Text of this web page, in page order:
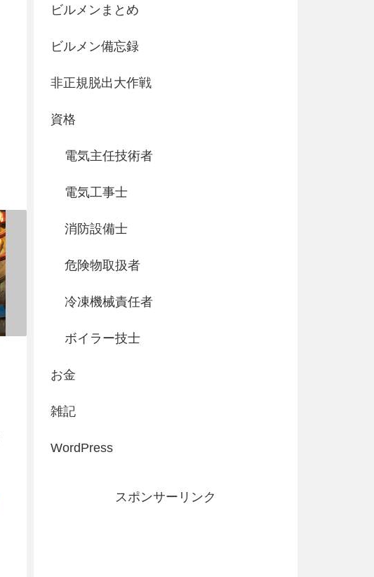
ビルメンまとめ
ビルメン備忘録
非正規脱出大作戦
資格
電気主任技術者
電気工事士
消防設備士
危険物取扱者
冷凍機械責任者
ボイラー技士
お金
雑記
WordPress
スポンサーリンク